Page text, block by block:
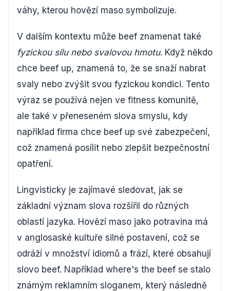
váhy, kterou hovězí maso symbolizuje.
V dalším kontextu může beef znamenat také
fyzickou sílu nebo svalovou hmotu. Když někdo
chce beef up, znamená to, že se snaží nabrat
svaly nebo zvýšit svou fyzickou kondici. Tento
výraz se používá nejen ve fitness komunitě,
ale také v přeneseném slova smyslu, kdy
například firma chce beef up své zabezpečení,
což znamená posílit nebo zlepšit bezpečnostní
opatření.
Lingvisticky je zajímavé sledovat, jak se
základní význam slova rozšířil do různých
oblastí jazyka. Hovězí maso jako potravina má
v anglosaské kultuře silné postavení, což se
odráží v množství idiomů a frází, které obsahují
slovo beef. Například where's the beef se stalo
známým reklamním sloganem, který následně